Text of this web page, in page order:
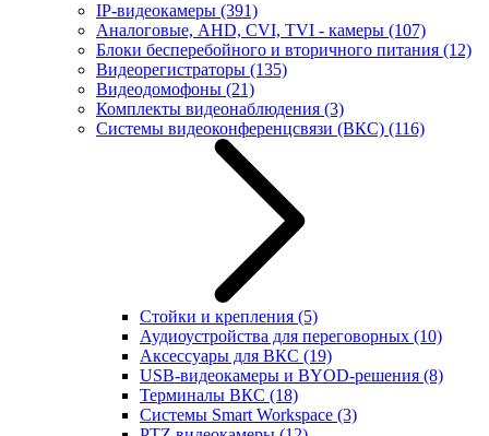
IP-видеокамеры (391)
Аналоговые, AHD, CVI, TVI - камеры (107)
Блоки бесперебойного и вторичного питания (12)
Видеорегистраторы (135)
Видеодомофоны (21)
Комплекты видеонаблюдения (3)
Системы видеоконференцсвязи (ВКС) (116)
Стойки и крепления (5)
Аудиоустройства для переговорных (10)
Аксессуары для ВКС (19)
USB-видеокамеры и BYOD-решения (8)
Терминалы ВКС (18)
Системы Smart Workspace (3)